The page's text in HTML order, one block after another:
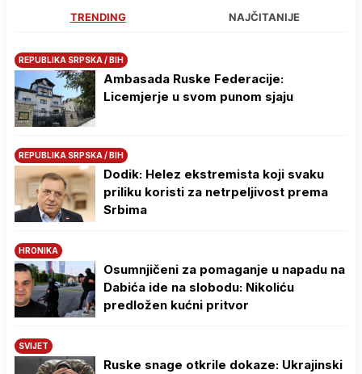
TRENDING NAJČITANIJE
REPUBLIKA SRPSKA / BIH
Ambasada Ruske Federacije:
Licemjerje u svom punom sjaju
REPUBLIKA SRPSKA / BIH
Dodik: Helez ekstremista koji svaku
priliku koristi za netrpeljivost prema
Srbima
HRONIKA
Osumnjičeni za pomaganje u napadu na
Dabića ide na slobodu: Nikoliću
predložen kućni pritvor
SVIJET
Ruske snage otkrile dokaze: Ukrajinski